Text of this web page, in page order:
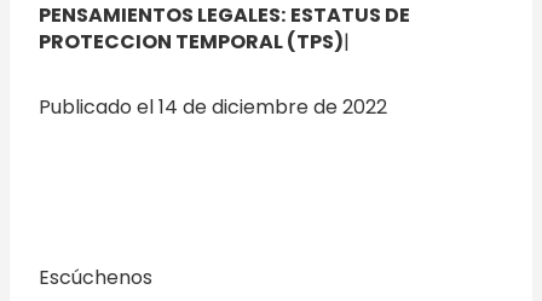
PENSAMIENTOS LEGALES: ESTATUS DE
PROTECCION TEMPORAL (TPS)|
Publicado el 14 de diciembre de 2022
Escúchenos